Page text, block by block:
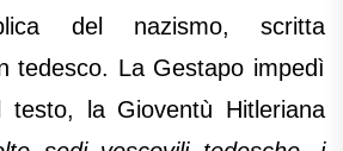
del nazismo, scritta
tedesco. La Gestapo impedì
testo, la Gioventù Hitleriana